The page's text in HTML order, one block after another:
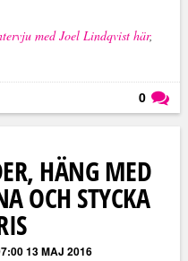
med Joel Lindqvist här,
0
HÄNG MED
OCH STYCKA
13 MAJ 2016